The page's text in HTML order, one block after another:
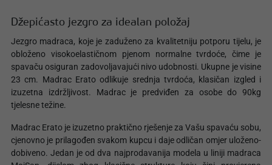
Džepićasto jezgro za idealan položaj
Jezgro madraca, koje je zaduženo za kvalitetniju potporu tijelu, je
obloženo visokoelastičnom pjenom normalne tvrdoće, čime je
spavaču osiguran zadovoljavajući nivo udobnosti. Ukupne je visine
23 cm. Madrac Erato odlikuje srednja tvrdoća, klasičan izgled i
izuzetna izdržljivost. Madrac je predviđen za osobe do 90kg
tjelesne težine.
Madrac Erato je izuzetno praktično rješenje za Vašu spavaću sobu,
cjenovno je prilagođen svakom kupcu i daje odličan omjer uloženo-
dobiveno. Jedan je od dva najprodavanija modela u liniji madraca